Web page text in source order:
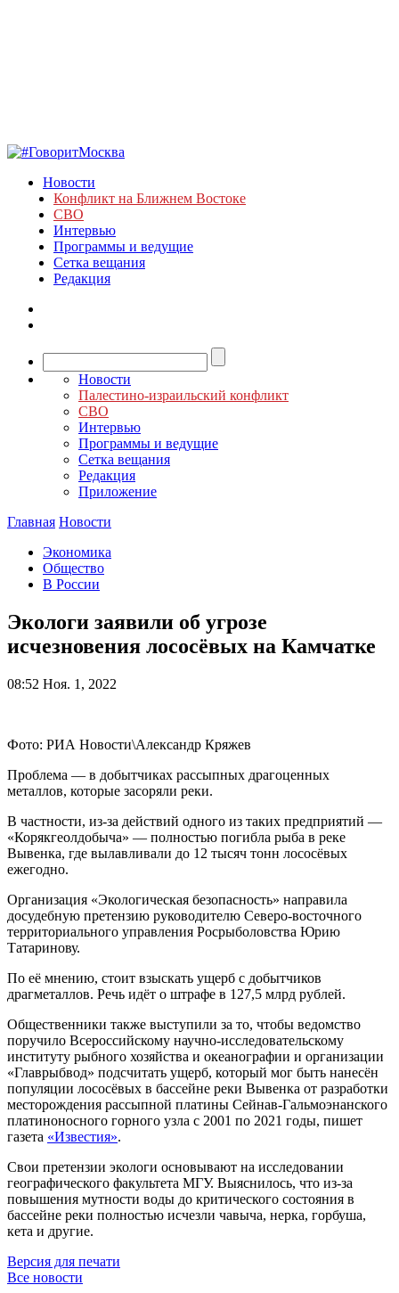
Новости
Конфликт на Ближнем Востоке
СВО
Интервью
Программы и ведущие
Сетка вещания
Редакция
Новости
Палестино-израильский конфликт
СВО
Интервью
Программы и ведущие
Сетка вещания
Редакция
Приложение
Главная Новости
Экономика
Общество
В России
Экологи заявили об угрозе
исчезновения лососёвых на Камчатке
08:52 Ноя. 1, 2022
Фото: РИА Новости\Александр Кряжев
Проблема — в добытчиках рассыпных драгоценных
металлов, которые засоряли реки.
В частности, из-за действий одного из таких предприятий —
«Корякгеолдобыча» — полностью погибла рыба в реке
Вывенка, где вылавливали до 12 тысяч тонн лососёвых
ежегодно.
Организация «Экологическая безопасность» направила
досудебную претензию руководителю Северо-восточного
территориального управления Росрыболовства Юрию
Татаринову.
По её мнению, стоит взыскать ущерб с добытчиков
драгметаллов. Речь идёт о штрафе в 127,5 млрд рублей.
Общественники также выступили за то, чтобы ведомство
поручило Всероссийскому научно-исследовательскому
институту рыбного хозяйства и океанографии и организации
«Главрыбвод» подсчитать ущерб, который мог быть нанесён
популяции лососёвых в бассейне реки Вывенка от разработки
месторождения рассыпной платины Сейнав-Гальмоэнанского
платиноносного горного узла с 2001 по 2021 годы, пишет
газета «Известия».
Свои претензии экологи основывают на исследовании
географического факультета МГУ. Выяснилось, что из-за
повышения мутности воды до критического состояния в
бассейне реки полностью исчезли чавыча, нерка, горбуша,
кета и другие.
Версия для печати
Все новости